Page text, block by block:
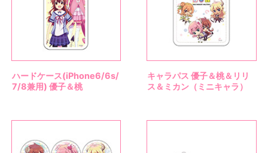
ハードケース(iPhone6/6s/
7/8兼用) 優子＆桃
キャラパス 優子＆桃＆リリ
ス＆ミカン（ミニキャラ）